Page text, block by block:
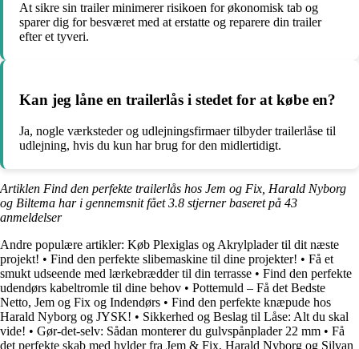
At sikre sin trailer minimerer risikoen for økonomisk tab og
sparer dig for besværet med at erstatte og reparere din trailer
efter et tyveri.
Kan jeg låne en trailerlås i stedet for at købe en?
Ja, nogle værksteder og udlejningsfirmaer tilbyder trailerlåse til
udlejning, hvis du kun har brug for den midlertidigt.
Artiklen Find den perfekte trailerlås hos Jem og Fix, Harald Nyborg
og Biltema har i gennemsnit fået3.8 stjerner baseret på 43
anmeldelser
Andre populære artikler: Køb Plexiglas og Akrylplader til dit næste
projekt! • Find den perfekte slibemaskine til dine projekter! • Få et
smukt udseende med lærkebrædder til din terrasse • Find den perfekte
udendørs kabeltromle til dine behov • Pottemuld – Få det Bedste
Netto, Jem og Fix og Indendørs • Find den perfekte knæpude hos
Harald Nyborg og JYSK! • Sikkerhed og Beslag til Låse: Alt du skal
vide! • Gør-det-selv: Sådan monterer du gulvspånplader 22 mm • Få
det perfekte skab med hylder fra Jem & Fix, Harald Nyborg og Silvan